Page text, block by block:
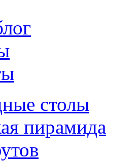
столы
пирамида